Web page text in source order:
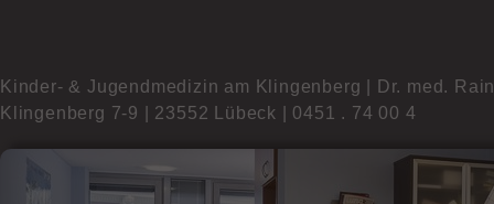
Kinder- & Jugendmedizin am Klingenberg | Dr. med.
Klingenberg 7-9 | 23552 Lübeck | 0451 . 74 00 4